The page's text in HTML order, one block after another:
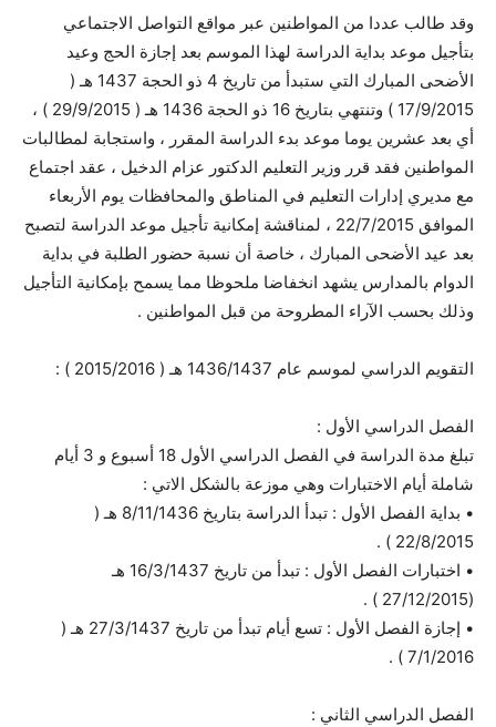
وقد طالب عددا من المواطنين عبر مواقع التواصل الاجتماعي
بتأجيل موعد بداية الدراسة لهذا الموسم بعد إجازة الحج وعيد
الأضحى المبارك التي ستبدأ من تاريخ 4 ذو الحجة 1437 هـ (
17/9/2015 ) وتنتهي بتاريخ 16 ذو الحجة 1436 هـ ( 29/9/2015 ) ،
أي بعد عشرين يوما موعد بدء الدراسة المقرر ، واستجابة لمطالبات
المواطنين فقد قرر وزير التعليم الدكتور عزام الدخيل ، عقد اجتماع
مع مديري إدارات التعليم في المناطق والمحافظات يوم الأربعاء
الموافق 22/7/2015 ، لمناقشة إمكانية تأجيل موعد الدراسة لتصبح
بعد عيد الأضحى المبارك ، خاصة أن نسبة حضور الطلبة في بداية
الدوام بالمدارس يشهد انخفاضا ملحوظا مما يسمح بإمكانية التأجيل
وذلك بحسب الآراء المطروحة من قبل المواطنين .
التقويم الدراسي لموسم عام 1436/1437 هـ ( 2015/2016 ) :
الفصل الدراسي الأول :
تبلغ مدة الدراسة في الفصل الدراسي الأول 18 أسبوع و 3 أيام
شاملة أيام الاختبارات وهي موزعة بالشكل الاتي :
• بداية الفصل الأول : تبدأ الدراسة بتاريخ 8/11/1436 هـ (
22/8/2015 ) .
• اختبارات الفصل الأول : تبدأ من تاريخ 16/3/1437 هـ
(27/12/2015 ) .
• إجازة الفصل الأول : تسع أيام تبدأ من تاريخ 27/3/1437 هـ (
7/1/2016 ) .
الفصل الدراسي الثاني :